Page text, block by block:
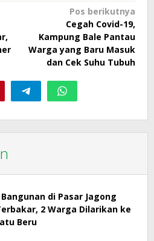
Pos berikutnya
Cegah Covid-19,
Kampung Bale Pantau
Warga yang Baru Masuk
dan Cek Suhu Tubuh
di Pasar Jagong
2 Warga Dilarikan ke
Beru